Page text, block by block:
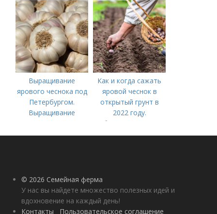
озимого чеснока
Выращивание
ярового чеснока под
Петербургом.
Выращивание
важных моментов
Как и когда сажать
яровой чеснок в
открытый грунт в
2022 году.
Добавление статьи в
новую подборку
© 2026 Семейная ферма
У нас вы найдете множество полезных идей и
вдохновение на каждый день!
Контакты
Пользовательское соглашение